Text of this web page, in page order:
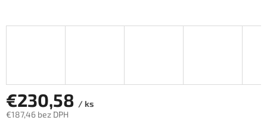
€230,58 / ks
€187,46 bez DPH